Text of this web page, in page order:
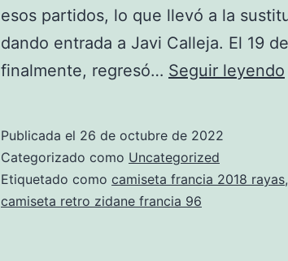
esos partidos, lo que llevó a la
dando entrada a Javi Calleja. El 19
finalmente, regresó… Seguir leyendo
Publicada el 26 de octubre de 2022
Categorizado como Uncategorized
Etiquetado como camiseta francia 2018 rayas,
camiseta retro zidane francia 96